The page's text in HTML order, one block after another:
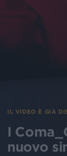
IL VIDEO È GIÀ
I
nuovo